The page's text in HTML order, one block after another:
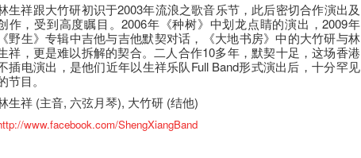
生祥跟大竹研初识于2003年流浪之歌音乐节，此后密切合作演出及
作，受到高度瞩目。2006年《种树》中划龙点睛的演出，2009年
《野生》专辑中吉他与吉他默契对话，《大地书房》中的大竹研与林
祥，更是难以拆解的契合。二人合作10多年，默契十足，这场香港
插电演出，是他们近年以生祥乐队Full Band形式演出后，十分罕见
节目。
生祥 (主音, 六弦月琴), 大竹研 (结他)
www.facebook.com/ShengXiangBand